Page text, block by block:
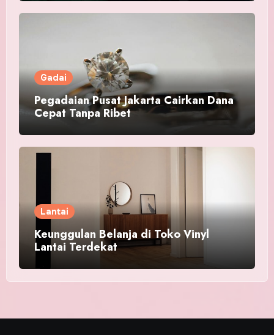
Gadai
Pegadaian Pusat Jakarta Cairkan Dana
Cepat Tanpa Ribet
Lantai
Keunggulan Belanja di Toko Vinyl
Lantai Terdekat